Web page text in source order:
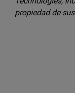
propiedad de